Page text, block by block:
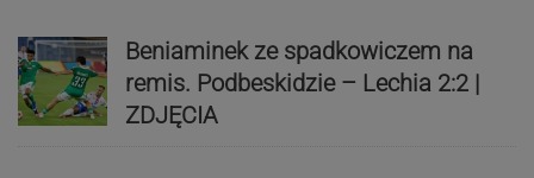
Beniaminek ze spadkowiczem na
remis. Podbeskidzie – Lechia 2:2 |
ZDJĘCIA